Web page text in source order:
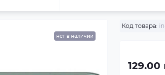
нет в наличии
Код товара:
129.00